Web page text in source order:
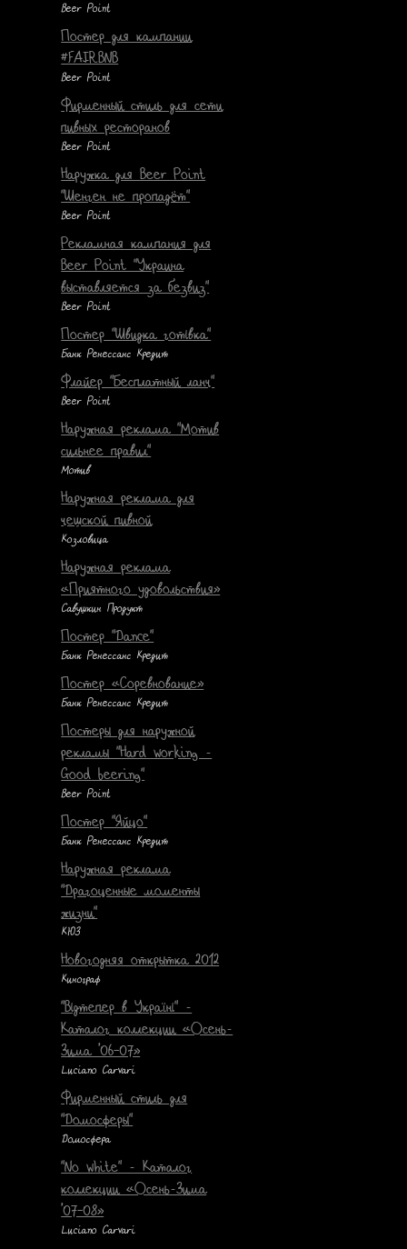
Beer Point
Постер для кампании
#FAIRBNB
Beer Point
Фирменный стиль для сети
пивных ресторанов
Beer Point
Наружка для Beer Point
"Шенген не пропадёт"
Beer Point
Рекламная кампания для
Beer Point "Украина
выставляется за безвиз"
Beer Point
Постер "Швидка готівка"
Банк Ренессанс Кредит
Флайер "Бесплатный ланч"
Beer Point
Наружная реклама "Мотив
сильнее правил"
Мотив
Наружная реклама для
чешской пивной
Козловица
Наружная реклама
«Приятного удовольствия»
Савушкин Продукт
Постер "Dance"
Банк Ренессанс Кредит
Постер «Соревнование»
Банк Ренессанс Кредит
Постеры для наружной
рекламы "Hard working -
Good beering"
Beer Point
Постер "Яйцо"
Банк Ренессанс Кредит
Наружная реклама
"Драгоценные моменты
жизни"
КЮЗ
Новогодняя открытка 2012
Кинограф
"Відтепер в Україні" -
Каталог коллекции «Осень-
Зима ’06–07»
Luciano Carvari
Фирменный стиль для
"Домосферы"
Домосфера
"No white" - Каталог
коллекции «Осень-Зима
’07–08»
Luciano Carvari